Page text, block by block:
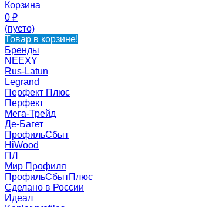
Корзина
0 ₽
(пусто)
Товар в корзине!
Бренды
NEEXY
Rus-Latun
Legrand
Перфект Плюс
Перфект
Мега-Трейд
Де-Багет
ПрофильСбыт
HiWood
ПЛ
Мир Профиля
ПрофильСбытПлюс
Сделано в России
Идеал